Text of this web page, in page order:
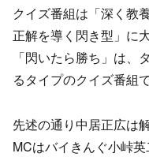
クイズ番組は「深く教
正解を導く閃き型」に
「閃いたら勝ち」は、
るタイプのクイズ番組で
先述の通り中居正広は
MCはバイきんぐ小峠英